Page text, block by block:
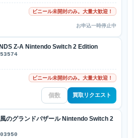
ビニール未開封のみ。大量大歓迎！
お申込一時停止中
Z-A Nintendo Switch 2 Edition
ビニール未開封のみ。大量大歓迎！
買取リクエスト
のグランドバザール Nintendo Switch 2